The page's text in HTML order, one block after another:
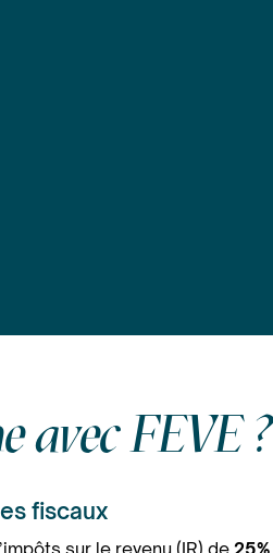
avec FEVE ?
fiscaux
sur le revenu (IR) de25%